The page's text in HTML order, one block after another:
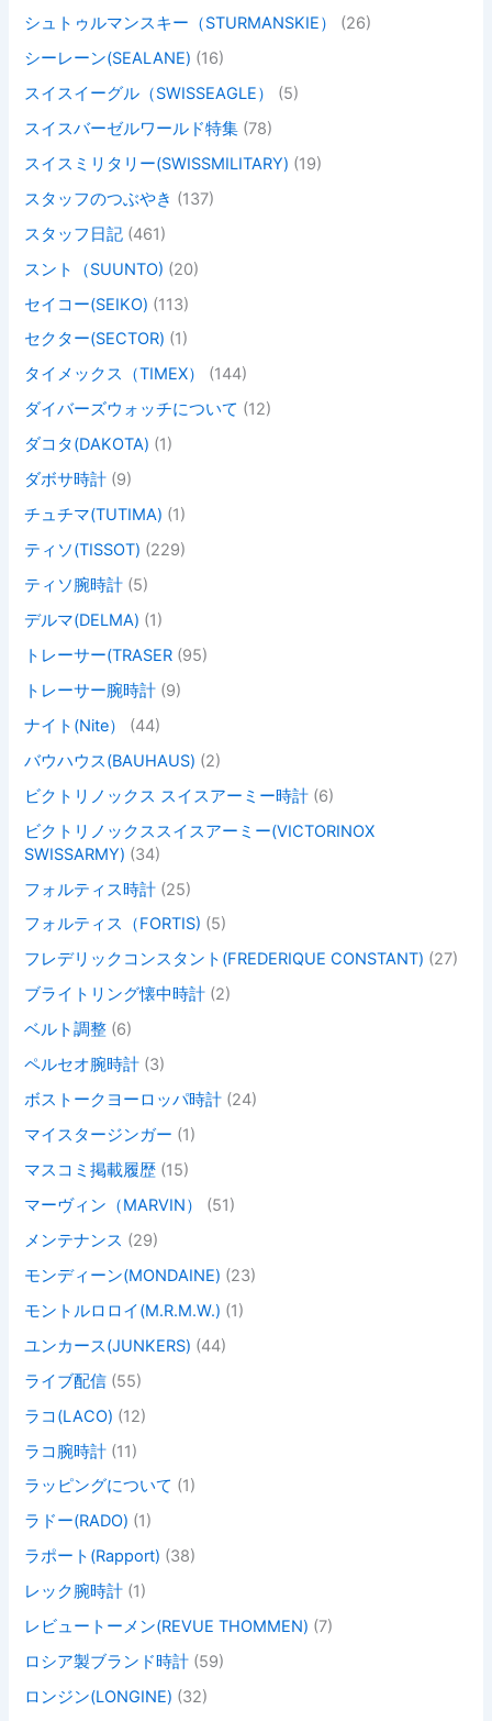
シュトゥルマンスキー（STURMANSKIE）
(26)
シーレーン(SEALANE) (16)
スイスイーグル（SWISSEAGLE）
(5)
スイスバーゼルワールド特集 (78)
スイスミリタリー(SWISSMILITARY) (19)
スタッフのつぶやき (137)
スタッフ日記 (461)
スント（SUUNTO) (20)
セイコー(SEIKO) (113)
セクター(SECTOR) (1)
タイメックス（TIMEX）
(144)
ダイバーズウォッチについて (12)
ダコタ(DAKOTA) (1)
ダボサ時計 (9)
チュチマ(TUTIMA) (1)
ティソ(TISSOT) (229)
ティソ腕時計 (5)
デルマ(DELMA) (1)
トレーサー(TRASER (95)
トレーサー腕時計 (9)
ナイト(Nite）
(44)
バウハウス(BAUHAUS) (2)
ビクトリノックス スイスアーミー時計 (6)
ビクトリノックススイスアーミー(VICTORINOX
SWISSARMY) (34)
フォルティス時計 (25)
フォルティス（FORTIS) (5)
フレデリックコンスタント(FREDERIQUE CONSTANT) (27)
ブライトリング懐中時計 (2)
ベルト調整 (6)
ペルセオ腕時計 (3)
ボストークヨーロッパ時計 (24)
マイスタージンガー (1)
マスコミ掲載履歴 (15)
マーヴィン（MARVIN）
(51)
メンテナンス (29)
モンディーン(MONDAINE) (23)
モントルロロイ(M.R.M.W.) (1)
ユンカース(JUNKERS) (44)
ライブ配信 (55)
ラコ(LACO) (12)
ラコ腕時計 (11)
ラッピングについて (1)
ラドー(RADO) (1)
ラポート(Rapport) (38)
レック腕時計 (1)
レビュートーメン(REVUE THOMMEN) (7)
ロシア製ブランド時計 (59)
ロンジン(LONGINE) (32)